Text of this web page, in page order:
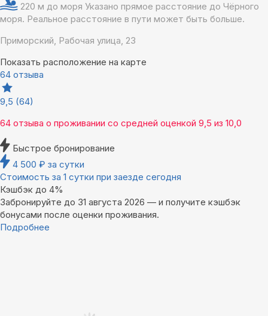
220 м до моря Указано прямое расстояние до Чёрного
моря. Реальное расстояние в пути может быть больше.
Приморский, Рабочая улица, 23
Показать расположение на карте
64 отзыва
9,5 (64)
64 отзыва о проживании со средней оценкой 9,5 из 10,0
Быстрое бронирование
4 500 ₽ за сутки
Стоимость за 1 сутки при заезде сегодня
Кэшбэк до 4%
Забронируйте до 31 августа 2026 — и получите кэшбэк
бонусами после оценки проживания.
Подробнее